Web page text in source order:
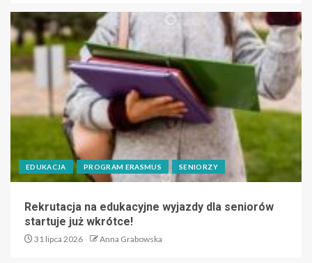
EDUKACJA PROGRAM ERASMUS SENIORZY
Rekrutacja na edukacyjne wyjazdy dla seniorów
startuje już wkrótce!
31 lipca 2026 Anna Grabowska